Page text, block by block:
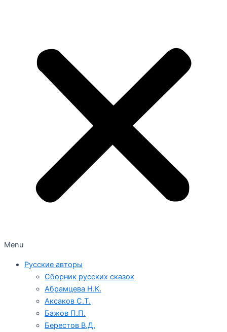
Menu
Русские авторы
Сборник русских сказок
Абрамцева Н.К.
Аксаков С.Т.
Бажов П.П.
Берестов В.Д.